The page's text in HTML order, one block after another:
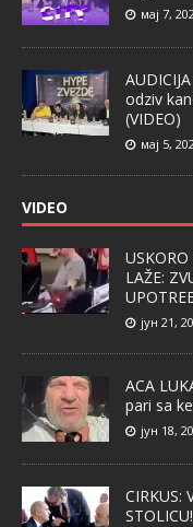
мај 7,
odziv
(VIDEO)
мај 5,
VIDEO
USKORO
LAŽE:
јун 21,
ACA
pari sa
јун 18,
CIRKUS: